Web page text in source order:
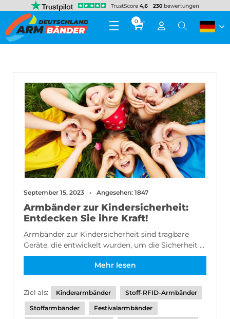
0
September 15, 2023 Angesehen: 1847
Armbänder zur Kindersicherheit:
Entdecken Sie ihre Kraft!
Armbänder zur Kindersicherheit sind tragbare
Geräte, die entwickelt wurden, um die Sicherheit ...
Mehr lesen
Ziel als: Kinderarmbänder
Stoff-RFID-Armbänder
Stoffarmbänder
Festivalarmbänder